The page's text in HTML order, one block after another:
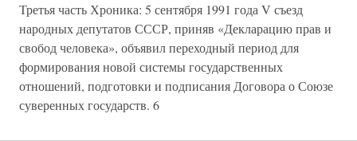
Третья часть Хроника: 5 сентября 1991 года V съезд
народных депутатов СССР, приняв «Декларацию прав и
свобод человека», объявил переходный период для
формирования новой системы государственных
отношений, подготовки и подписания Договора о Союзе
суверенных государств. 6